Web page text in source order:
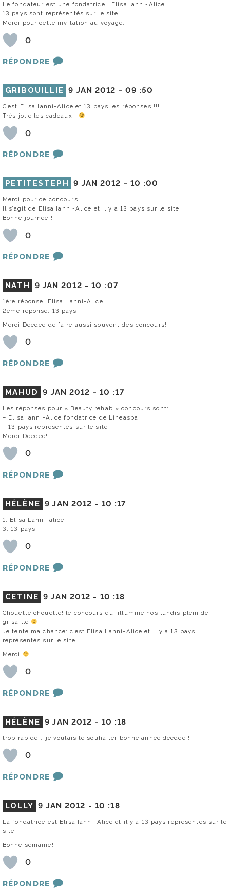
Le fondateur est une fondatrice : Elisa Ianni-Alice.
13 pays sont représentés sur le site.
Merci pour cette invitation au voyage.
0
RÉPONDRE
GRIBOUILLIE 9 JAN 2012 - 09 :50
C’est Elisa Ianni-Alice et 13 pays les réponses !!!
Très jolie les cadeaux !
0
RÉPONDRE
PETITESTEPH 9 JAN 2012 - 10 :00
Merci pour ce concours !
Il s’agit de Elisa Ianni-Alice et il y a 13 pays sur le site.
Bonne journée !
0
RÉPONDRE
NATH 9 JAN 2012 -10 :07
1ère réponse: Elisa Lanni-Alice
2ème réponse: 13 pays
Merci Deedee de faire aussi souvent des concours!
0
RÉPONDRE
MAHUD 9 JAN 2012 - 10 :17
Les réponses pour « Beauty rehab » concours sont:
– Elisa Ianni-Alice fondatrice de Lineaspa
– 13 pays représentés sur le site
Merci Deedee!
0
RÉPONDRE
HÉLÈNE 9 JAN 2012 - 10 :17
1. Elisa Lanni-alice
3. 13 pays
0
RÉPONDRE
CETINE 9 JAN 2012 - 10 :18
Chouette chouette! le concours qui illumine nos lundis plein de
grisaille
Je tente ma chance: c’est Elisa Lanni-Alice et il y a 13 pays
représentés sur le site.
Merci
0
RÉPONDRE
HÉLÈNE 9 JAN 2012 - 10 :18
trop rapide … je voulais te souhaiter bonne année deedee !
0
RÉPONDRE
LOLLY 9 JAN 2012 - 10 :18
La fondatrice est Elisa Ianni-Alice et il y a 13 pays représentés sur le
site.
Bonne semaine!
0
RÉPONDRE